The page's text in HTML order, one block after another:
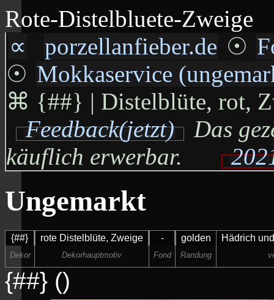
Rote-Distelbluete-Zweige
∝
porzellanfieber.de ☉
☉ Mokkaservice
⌘ {##} | Distelblüte, rot,
Feedback(jetzt)
Das
käuflich erwerbar.
Ungemarkt
{##} rote Distelblüte, Zweige - golden Hädrich
Dekor Dekorhauptmotiv Fond Randung
{##} ()